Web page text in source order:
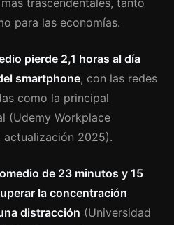
trascendentales, tanto
para las economías.
pierde 2,1 horas al día
smartphone, con las redes
como la principal
(Udemy Workplace
2025).
de 23 minutos y 15
la concentración
distracción (Universidad